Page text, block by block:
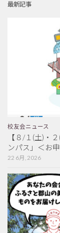
最新記事
校友会ニュース
【８/１(土)・
ンパス」＜お
22 6月, 2026